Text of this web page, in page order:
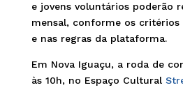
e jovens voluntários poderão
mensal, conforme os
e nas regras da plataforma.
Em Nova Iguaçu, a roda de
às 10h, no Espaço Cultural